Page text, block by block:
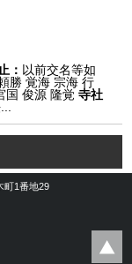
： 以前交名等如
勝 覚海 宗海 行
国 俊源 隆覚 寺社
町1番地29